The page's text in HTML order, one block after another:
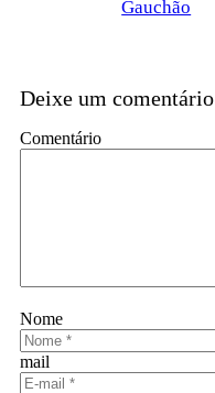
Gauchão
Deixe um comentário
Comentário
Nome
mail